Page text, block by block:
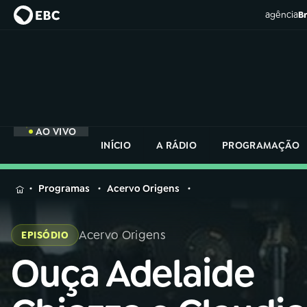
agência
AO VIVO
INÍCIO
A RÁDIO PROGRAMAÇÃO
MENU
Buscar
na
Rádio
na
Rádio
Nacional
Programas Acervo Origens
EPISÓDIO Acervo Origens
Ouça Adelaide